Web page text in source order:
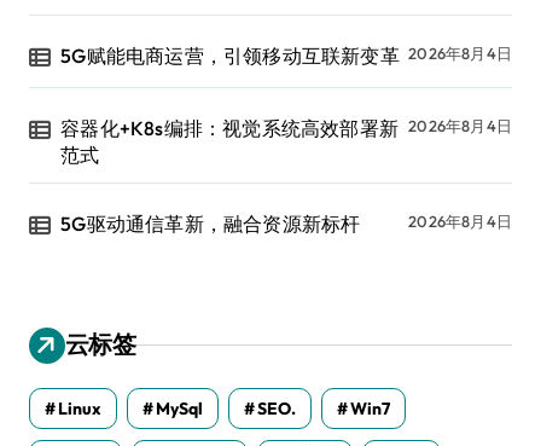
5G赋能电商运营，引领移动互联新变革 2026年8月4日
容器化+K8s编排：视觉系统高效部署新
范式
2026年8月4日
5G驱动通信革新，融合资源新标杆 2026年8月4日
云标签
Linux MySql SEO. Win7